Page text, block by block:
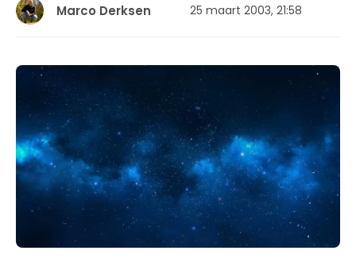
Marco Derksen 25 maart 2003, 21:58